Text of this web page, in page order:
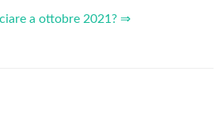
a ottobre 2021? ⇒